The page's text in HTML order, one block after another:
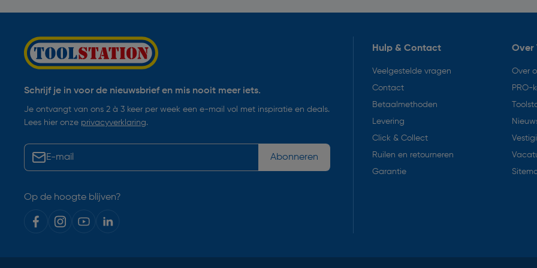
Schrijf je in voor de nieuwsbrief en mis nooit meer iets.
Je ontvangt van ons 2 à 3 keer per week een e-mail vol met inspiratie en deals.
Lees hier onze privacyverklaring.
Abonneren
Op de hoogte blijven?
Hulp & Contact
Veelgestelde vragen
Contact
Betaalmethoden
Levering
Click & Collect
Ruilen en retourneren
Garantie
Over
Over
PRO-